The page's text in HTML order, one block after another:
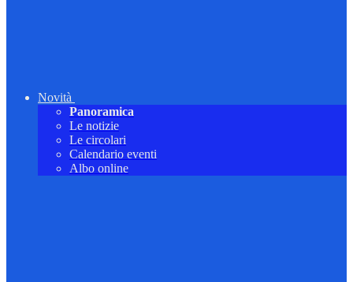
Novità
Panoramica
Le notizie
Le circolari
Calendario eventi
Albo online